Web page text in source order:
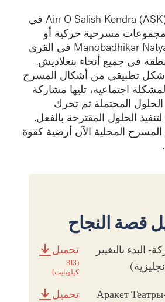
لقد قامت منظمة Ain O Salish Kendra (ASK) في
مسرحية حركية أو
Manobadhikar Natya Parishad (MNP) في القرى
في جميع أنحاء بنغلاديش.
تطبيقي من أشكال المسرح
اجتماعية، تليها مشاركة
المحتملة ثم تحرك
الحلول المقترحة بالفعل.
المحلية الآن أرضية كقوة
قصة النجاح
البدء بالتغيير
تحميل
(813
كيلوبايت)
Аракет
تحميل